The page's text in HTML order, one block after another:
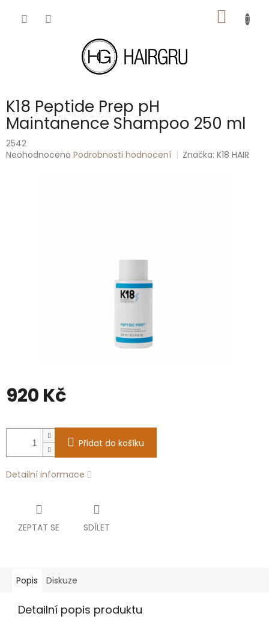
KOŠÍK
K18 Peptide Prep pH
Maintanence Shampoo 250 ml
2542
Průměrné
Neohodnoceno Podrobnosti hodnocení Značka:K18 HAIR
920 Kč
cena:
Přidat do košíku
Detailní informace
ZEPTAT SE SDÍLET
Popis Diskuze
Detailní popis produktu